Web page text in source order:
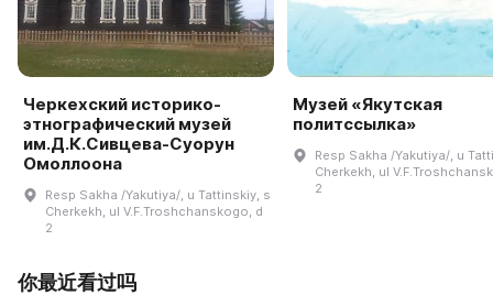
Черкехский историко-
этнографический музей
им.Д.К.Сивцева-Суорун
Омоллоона
Resp Sakha /Yakutiya/, u Tattinskiy, s
Cherkekh, ul V.F.Troshchanskogo, d
2
Музей «Якутская
политссылка»
Resp Sakha /Yakutiya/, u
Cherkekh, ul
2
你最近看过吗